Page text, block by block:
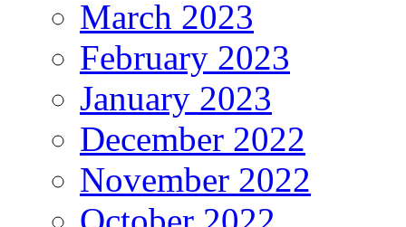
March 2023
February 2023
January 2023
December 2022
November 2022